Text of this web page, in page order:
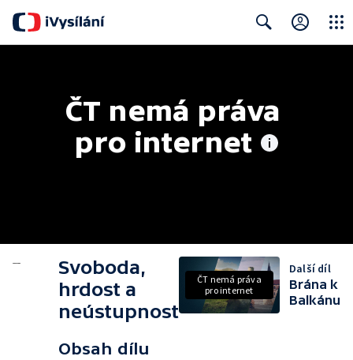
ČT nemá práva
pro internet
Svoboda,
hrdost a
neústupnost
Obsah dílu
ČT nemá práva
pro internet
Další díl
Brána k
Balkánu